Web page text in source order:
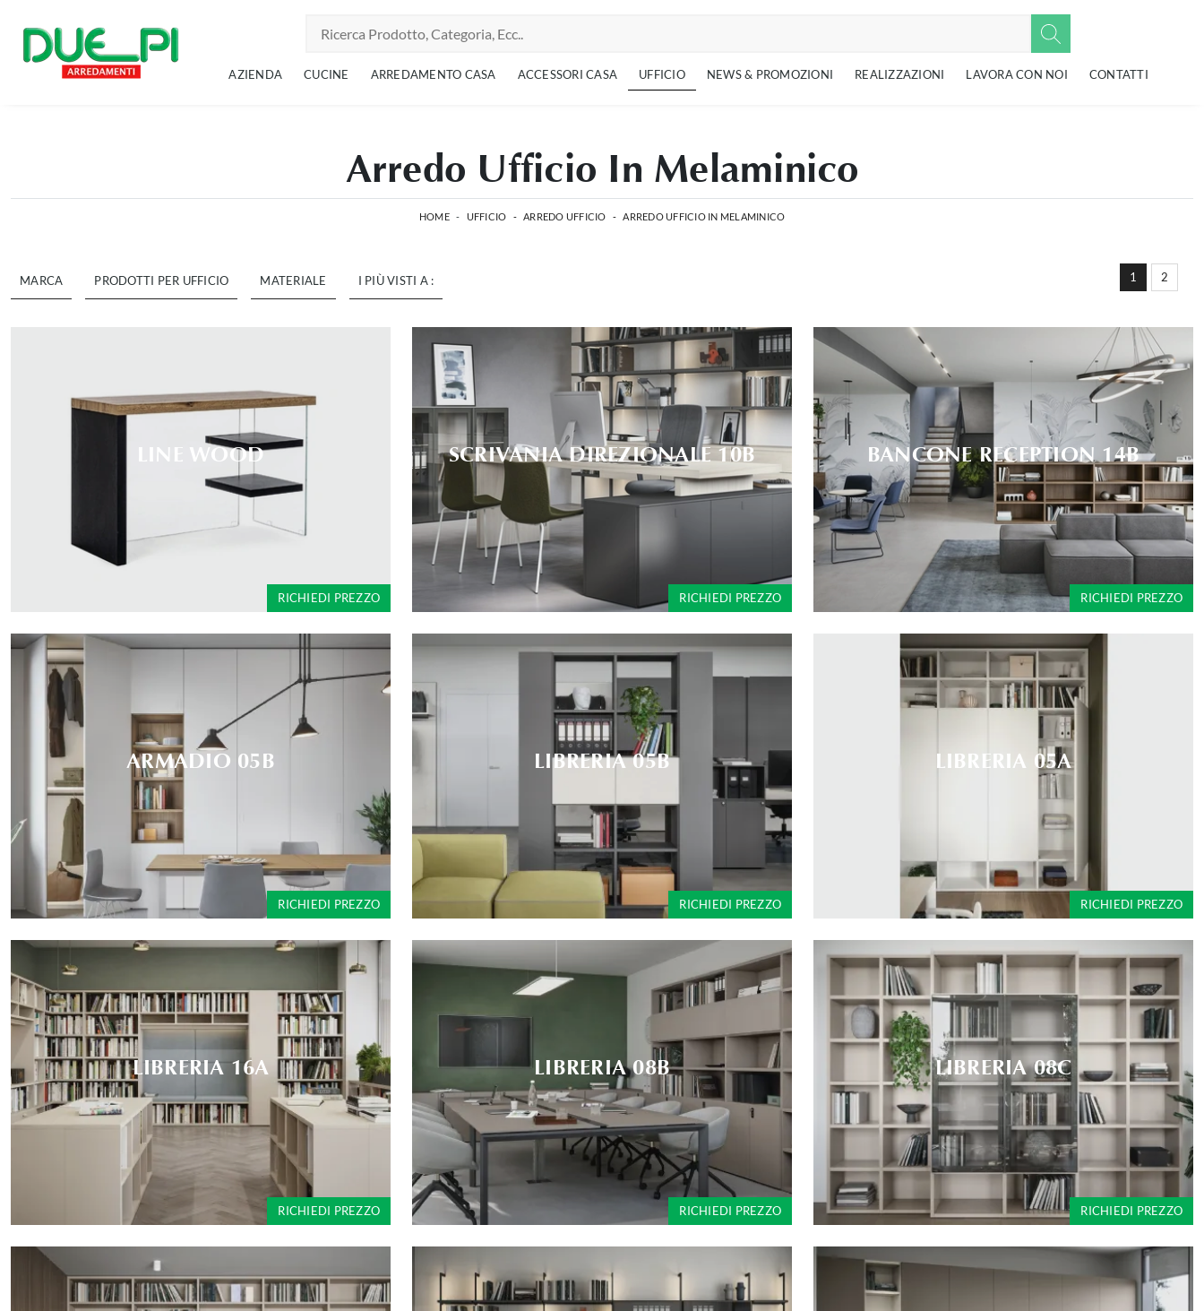
AZIENDA CUCINE ARREDAMENTO CASA ACCESSORI CASA UFFICIO NEWS & PROMOZIONI REALIZZAZIONI LAVORA CON NOI CONTATTI
Arredo Ufficio In Melaminico
HOME - UFFICIO - ARREDO UFFICIO - ARREDO UFFICIO IN MELAMINICO
MARCA PRODOTTI PER UFFICIO MATERIALE I PIÙ VISTI A : 1 2
LINE WOOD
RICHIEDI PREZZO
SCRIVANIA DIREZIONALE 10B
RICHIEDI PREZZO
BANCONE RECEPTION 14B
RICHIEDI PREZZO
ARMADIO 05B
RICHIEDI PREZZO
LIBRERIA 05B
RICHIEDI PREZZO
LIBRERIA 05A
RICHIEDI PREZZO
LIBRERIA 16A
RICHIEDI PREZZO
LIBRERIA 08B
RICHIEDI PREZZO
LIBRERIA 08C
RICHIEDI PREZZO